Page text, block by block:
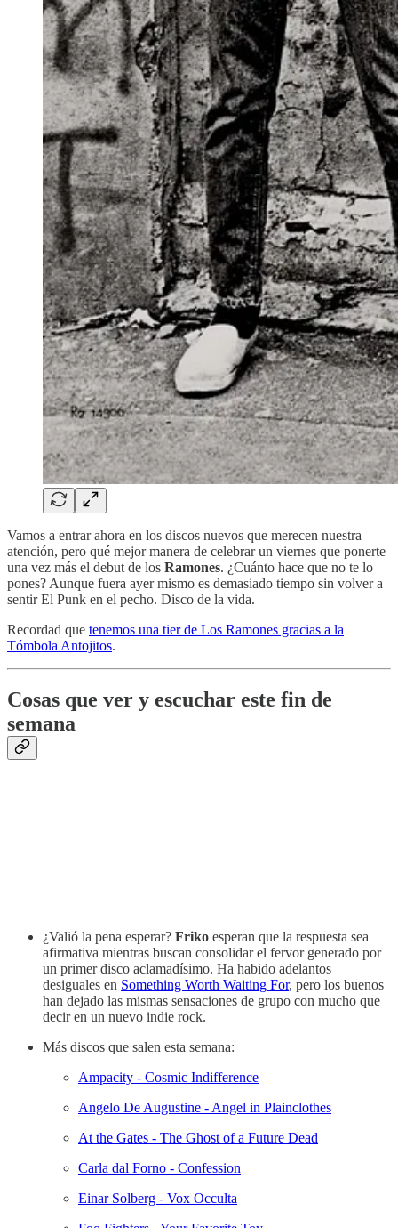
Vamos a entrar ahora en los discos nuevos que merecen nuestra
atención, pero qué mejor manera de celebrar un viernes que ponerte
una vez más el debut de los Ramones. ¿Cuánto hace que no te lo
pones? Aunque fuera ayer mismo es demasiado tiempo sin volver a
sentir El Punk en el pecho. Disco de la vida.
Recordad que tenemos una tier de Los Ramones gracias a la
Tómbola Antojitos.
Cosas que ver y escuchar este fin de
semana
¿Valió la pena esperar? Friko esperan que la respuesta sea
afirmativa mientras buscan consolidar el fervor generado por
un primer disco aclamadísimo. Ha habido adelantos
desiguales en Something Worth Waiting For, pero los buenos
han dejado las mismas sensaciones de grupo con mucho que
decir en un nuevo indie rock.
Más discos que salen esta semana:
Ampacity - Cosmic Indifference
Angelo De Augustine - Angel in Plainclothes
At the Gates - The Ghost of a Future Dead
Carla dal Forno - Confession
Einar Solberg - Vox Occulta